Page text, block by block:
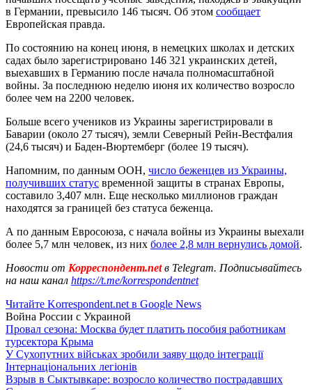
в Германии, превысило 146 тысяч. Об этом сообщает
Европейская правда.
По состоянию на конец июня, в немецких школах и детских
садах было зарегистрировано 146 321 украинских детей,
выехавших в Германию после начала полномасштабной
войны. За последнюю неделю июня их количество возросло
более чем на 2200 человек.
Больше всего учеников из Украины зарегистрировали в
Баварии (около 27 тысяч), земли Северный Рейн-Вестфалия
(24,6 тысяч) и Баден-Вюртемберг (более 19 тысяч).
Напомним, по данным ООН, число беженцев из Украины,
получивших статус временной защиты в странах Европы,
составило 3,407 млн. Еще несколько миллионов граждан
находятся за границей без статуса беженца.
А по данным Евросоюза, с начала войны из Украины выехали
более 5,7 млн человек, из них более 2,8 млн вернулись домой.
Новости от Корреспондент.netв Telegram. Подписывайтесь
на наш канал https://t.me/korrespondentnet
Читайте Korrespondent.net в Google News
Война России с Украиной
Провал сезона: Москва будет платить пособия работникам
турсектора Крыма
У Сухопутних військах зробили заяву щодо інтеграції
Інтернаціональних легіонів
Взрыв в Сыктывкаре: возросло количество пострадавших